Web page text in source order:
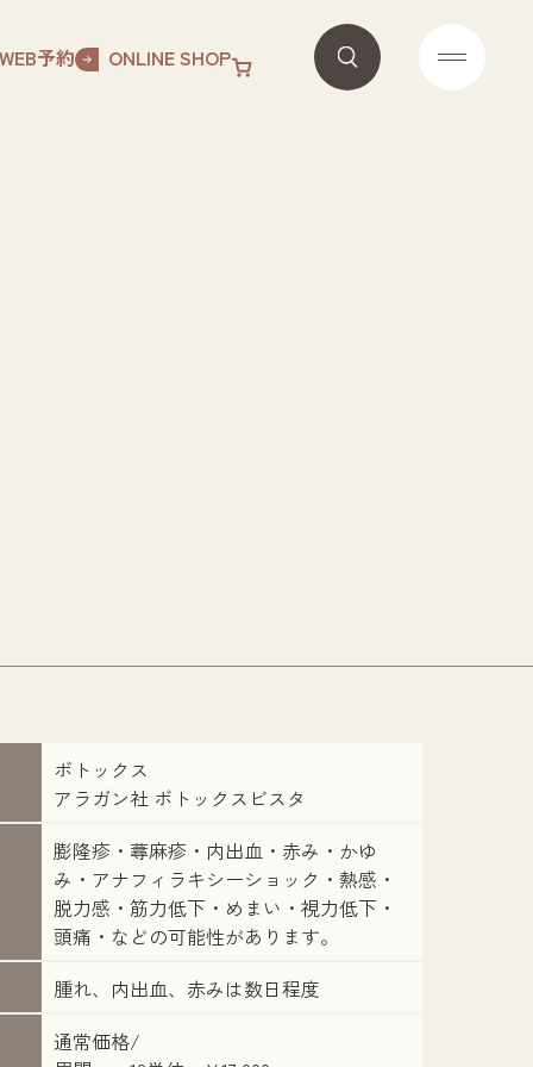
WEB予約 ONLINE SHOP
ボトックス
アラガン社 ボトックスビスタ
膨隆疹・蕁麻疹・内出血・赤み・かゆ
み・アナフィラキシーショック・熱感・
脱力感・筋力低下・めまい・視力低下・
頭痛・などの可能性があります。
腫れ、内出血、赤みは数日程度
通常価格/